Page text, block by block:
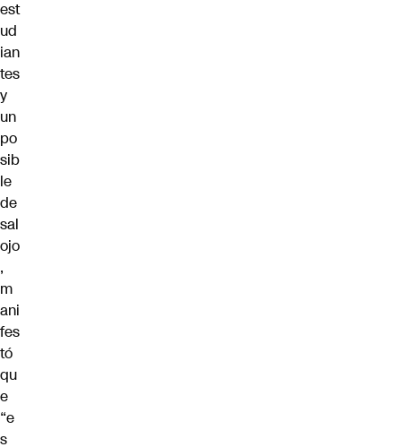
est
ud
ian
tes
y
un
po
sib
le
de
sal
ojo
,
m
ani
fes
tó
qu
e
“e
s